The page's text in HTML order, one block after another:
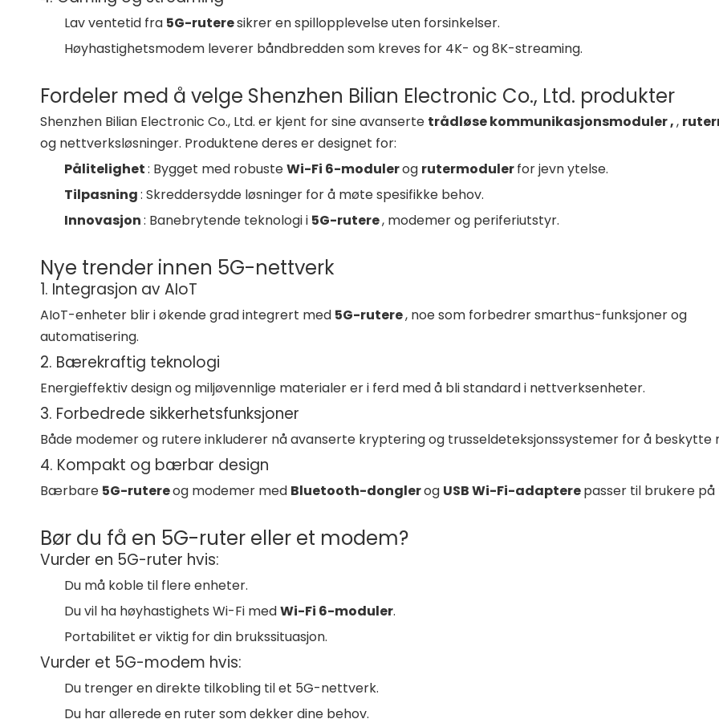
Lav ventetid fra 5G-ruteresikrer en spillopplevelse uten forsinkelser.
Høyhastighetsmodem leverer båndbredden som kreves for 4K- og 8K-streaming.
Fordeler med å velge Shenzhen Bilian Electronic Co., Ltd. produkter
Shenzhen Bilian Electronic Co., Ltd. er kjent for sine avanserte trådløse kommunikasjonsmoduler ,,
og nettverksløsninger. Produktene deres er designet for:
Pålitelighet: Bygget med robusteWi-Fi 6-modulerog rutermodulerfor jevn ytelse.
Tilpasning: Skreddersydde løsninger for å møte spesifikke behov.
Innovasjon: Banebrytende teknologi i 5G-rutere, modemer og periferiutstyr.
Nye trender innen 5G-nettverk
1. Integrasjon av AIoT
AIoT-enheter blir i økende grad integrert med 5G-rutere, noe som forbedrer smarthus-funksjoner og
automatisering.
2. Bærekraftig teknologi
Energieffektiv design og miljøvennlige materialer er i ferd med å bli standard i nettverksenheter.
3. Forbedrede sikkerhetsfunksjoner
Både modemer og rutere inkluderer nå avanserte kryptering og trusseldeteksjonssystemer for å beskytte
4. Kompakt og bærbar design
Bærbare 5G-rutereog modemer med Bluetooth-donglerog USB Wi-Fi-adapterepasser til brukere på
Bør du få en 5G-ruter eller et modem?
Vurder en 5G-ruter hvis:
Du må koble til flere enheter.
Du vil ha høyhastighets Wi-Fi medWi-Fi 6-moduler.
Portabilitet er viktig for din brukssituasjon.
Vurder et 5G-modem hvis:
Du trenger en direkte tilkobling til et 5G-nettverk.
Du har allerede en ruter som dekker dine behov.